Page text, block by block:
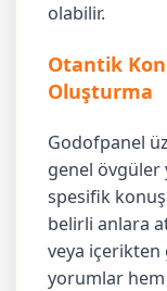
olabilir.
Otantik
Oluşturma
Godofpanel
genel övgüler
spesifik
belirli anlara
veya içerikten
yorumlar